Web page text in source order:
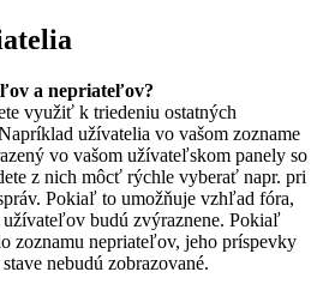
a nepriateľov?
využiť k triedeniu ostatných
užívatelia vo vašom zozname
vo vašom užívateľskom panely so
z nich môcť rýchle vyberať napr. pri
Pokiaľ to umožňuje vzhľad fóra,
budú zvýraznene. Pokiaľ
zoznamu nepriateľov, jeho príspevky
nebudú zobrazované.